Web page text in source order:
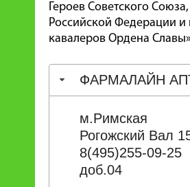
Героев Советского
Российской Федерации и
кавалеров Ордена
ФАРМАЛАЙН
м.Римская
Рогожский Вал
8(495)255-09-25
доб.04